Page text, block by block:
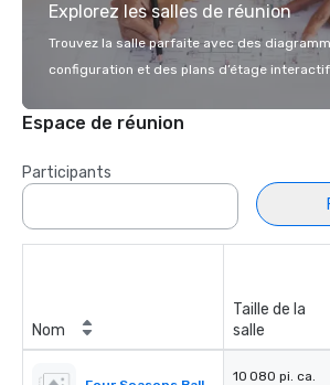
Explorez les salles de réunion
Trouvez la salle parfaite avec des
configuration et des plans d’étage
Espace de réunion
Participants
Nom
Taille de la
salle
10 080 pi. ca.